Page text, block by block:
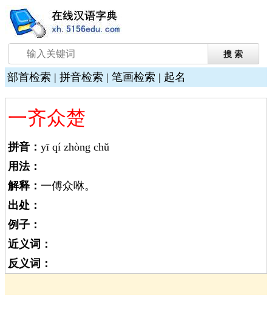
部首检索 | 拼音检索 | 笔画检索 | 起名
一齐众楚
拼音： yī qí zhòng chǔ
用法：
解释： 一傅众咻。
出处：
例子：
近义词：
反义词：